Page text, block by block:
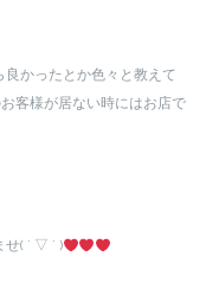
かったとか色々と教えて
客様が居ない時にはお店で
( ´ ▽ ` )